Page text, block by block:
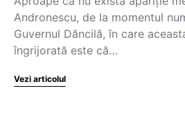
Andronescu, de la momentul
Guvernul Dăncilă, în care
îngrijorată este că…
Vezi articolul